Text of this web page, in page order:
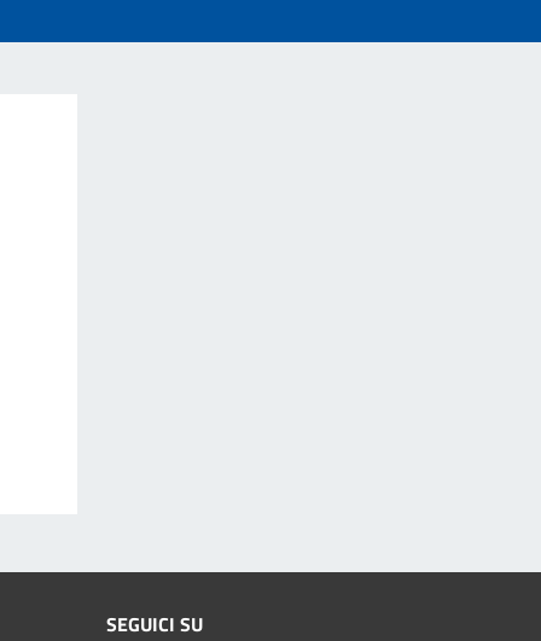
SEGUICI SU